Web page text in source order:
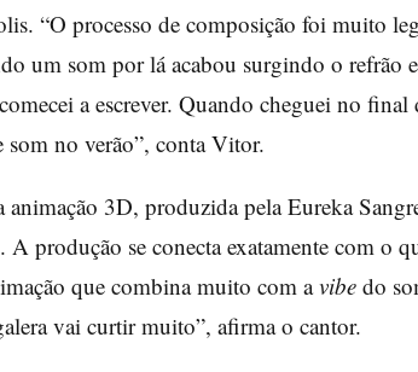
“O processo de composição foi muito
um som por lá acabou surgindo o refrão
a escrever. Quando cheguei no
som no verão”, conta Vitor.
3D, produzida pela Eureka
A produção se conecta exatamente com o
que combina muito com avibe do
vai curtir muito”, afirma o cantor.